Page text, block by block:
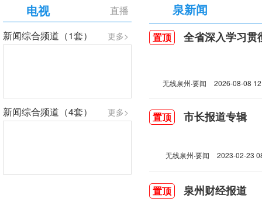
直播
电视
更多>
新闻综合频道（1套）
更多>
新闻综合频道（4套）
泉新闻
置顶 全省深入学习贯彻习
无线泉州·要闻 2026-08-08
置顶 市长报道专辑
无线泉州·要闻 2023-02-23
置顶 泉州财经报道